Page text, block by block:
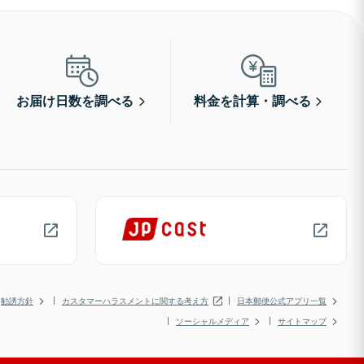
お届け日数を調べる 料金を計算・調べる
勧誘方針 カスタマーハラスメントに関する考え方
日本郵便公式アプリ一覧
ソーシャルメディア
サイトマップ